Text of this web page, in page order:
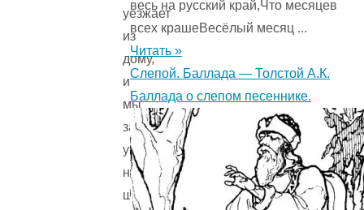
уезжает
из
дому,
и
мы
затеяли
уйти
на
шлюпке
весь на русский край,Что месяцев
всех крашеВесёлый месяц ...
Читать »
Слепой. Баллада — Толстой А.К.
Баллада о слепом песеннике.